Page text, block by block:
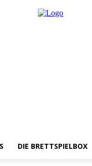
DIE BRETTSPIELBOX